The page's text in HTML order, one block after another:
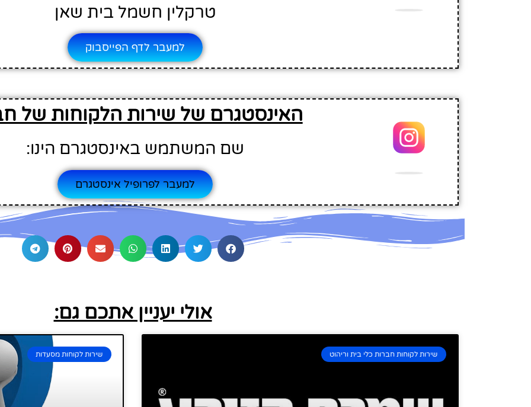
טרקלין חשמל בית שאן
למעבר לדף הפייסבוק
האינסטגרם של שירות הלקוחות של
שם המשתמש באינסטגרם הינו:
למעבר לפרופיל אינסטגרם
אולי יעניין אתכם גם:
שירות לקוחות חברות כלי בית וריהוט שירות לקוחות מסעדות